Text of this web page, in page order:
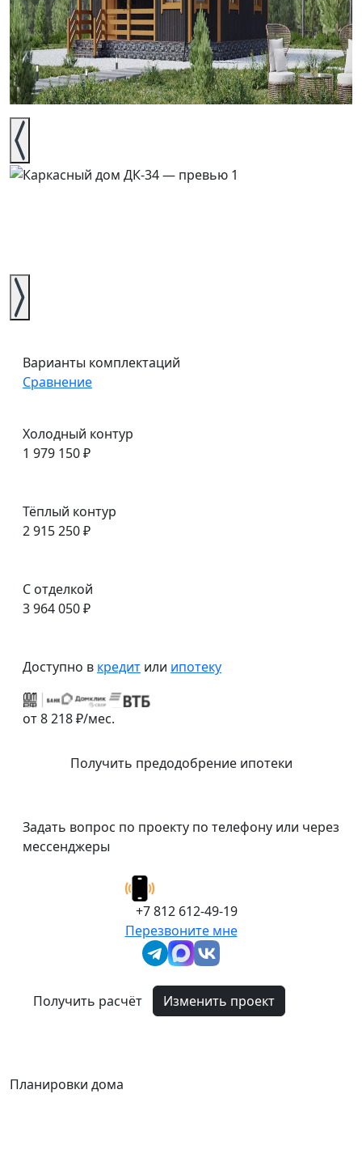
Варианты комплектаций
Сравнение
Холодный контур
1 979 150 ₽
Тёплый контур
2 915 250 ₽
С отделкой
3 964 050 ₽
Доступно в кредит или ипотеку
от 8 218 ₽/мес.
Получить предодобрение ипотеки
Задать вопрос по проекту по телефону или через
мессенджеры
+7 812 612-49-19
Перезвоните мне
Получить расчёт Изменить проект
Планировки дома